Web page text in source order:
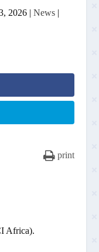
2026 | News |
print
Africa).